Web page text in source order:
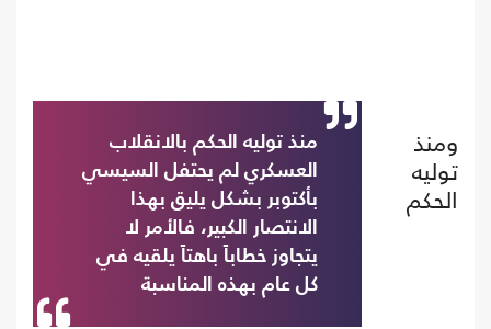
منذ توليه الحكم بالانقلاب
العسكري لم يحتفل السيسي
بأكتوبر بشكل يليق بهذا
الانتصار الكبير، فالأمر لا
يتجاوز خطاباً باهتاً يلقيه في
كل عام بهذه المناسبة
ومنذ
توليه
الحكم